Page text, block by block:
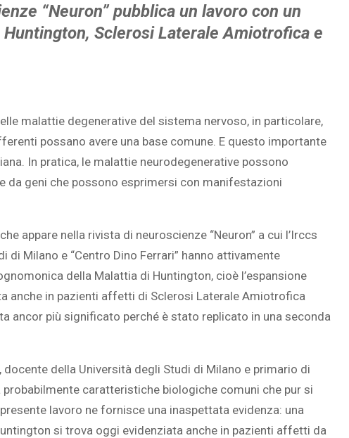
“Neuron” pubblica un lavoro con un
Sclerosi Laterale Amiotrofica e
malattie degenerative del sistema nervoso, in particolare,
possano avere una base comune. E questo importante
In pratica, le malattie neurodegenerative possono
da geni che possono esprimersi con manifestazioni
appare nella rivista di neuroscienze “Neuron” a cui l’Irccs
Milano e “Centro Dino Ferrari” hanno attivamente
della Malattia di Huntington, cioè l’espansione
anche in pazienti affetti di Sclerosi Laterale Amiotrofica
ancor più significato perché è stato replicato in una seconda
della Università degli Studi di Milano e primario di
probabilmente caratteristiche biologiche comuni che pur si
lavoro ne fornisce una inaspettata evidenza: una
si trova oggi evidenziata anche in pazienti affetti da
CEREBRALE
MELODIE CHE LE
IMMAGINANO
SOVRAPPESO E OBESITÀ
INFANTILE ASSOCIATI AD
ASSENZA DI FIGLI IN ETÀ
ADULTA